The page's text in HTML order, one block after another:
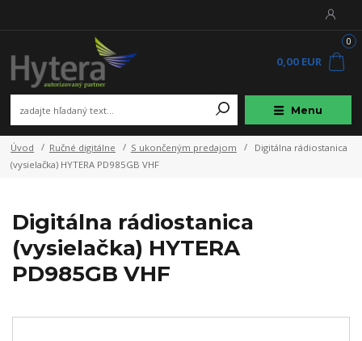
Menu
0
0,00 EUR
Úvod Ručné digitálne S ukončeným predajom
Digitálna rádiostanica
(vysielačka) HYTERA PD985GB VHF
Digitálna rádiostanica
(vysielačka) HYTERA
PD985GB VHF